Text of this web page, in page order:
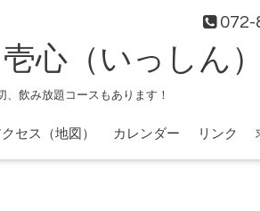
072-
心（いっしん）
飲み放題コースもあります！
セス（地図） カレンダー リンク